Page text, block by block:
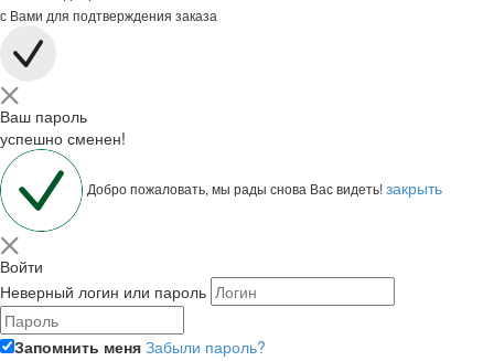
с Вами для подтверждения заказа
Ваш пароль
успешно сменен!
Добро пожаловать, мы рады снова Вас видеть!закрыть
Войти
Неверный логин или пароль
Запомнить меня Забыли пароль?